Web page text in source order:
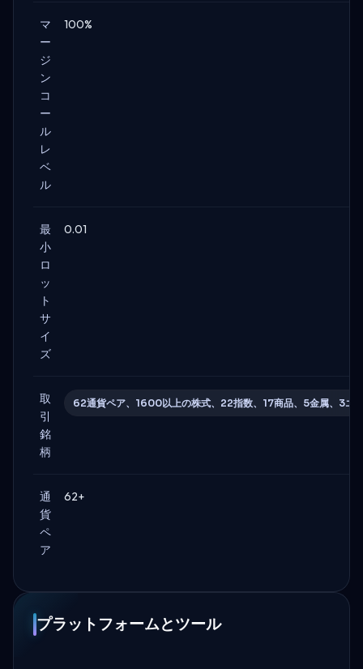
マ
ー
ジ
ン
コ
ー
ル
レ
ベ
ル
100%
最
小
ロ
ッ
ト
サ
イ
ズ
0.01
取
引
銘
柄
62通貨ペア、1600以上の株式、22指数、17商品、5金属、3エ
通
貨
ペ
ア
62+
プラットフォームとツール